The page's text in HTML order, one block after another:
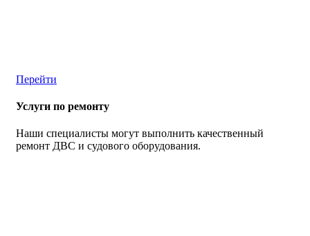
Перейти
Услуги по ремонту
Наши специалисты могут выполнить качественный
ремонт ДВС и судового оборудования.